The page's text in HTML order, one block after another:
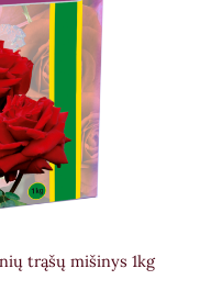
trąšų mišinys 1kg